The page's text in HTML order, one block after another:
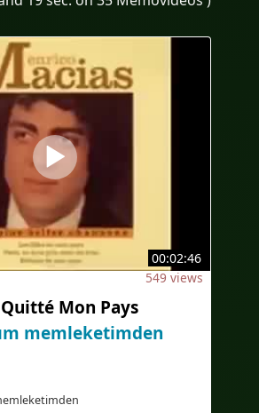
00:02:46
549 views
Quitté Mon Pays
memleketimden